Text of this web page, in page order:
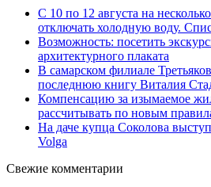
С 10 по 12 августа на
отключать холодную воду.
Возможность: посетить
архитектурного плаката
В самарском филиале
последнюю книгу Виталия
Компенсацию за изымаемое
рассчитывать по новым
На даче купца Соколова
Volga
Свежие комментарии